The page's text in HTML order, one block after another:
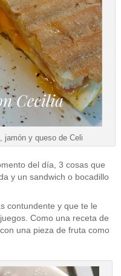
jamón y queso de Celi
del día, 3 cosas que
y un sandwich o bocadillo
contundente y que te le
Como una receta de
una pieza de fruta como